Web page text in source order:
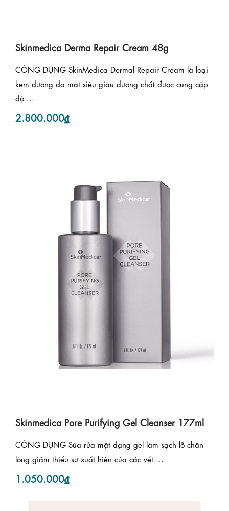
Skinmedica Derma Repair Cream 48g
CÔNG DỤNG SkinMedica Dermal Repair Cream là loại
kem dưỡng da mặt siêu giàu dưỡng chất được cung cấp
độ ...
2.800.000₫
Skinmedica Pore Purifying Gel Cleanser 177ml
CÔNG DỤNG Sữa rửa mặt dạng gel làm sạch lỗ chân
lông giảm thiểu sự xuất hiện của các vết ...
1.050.000₫